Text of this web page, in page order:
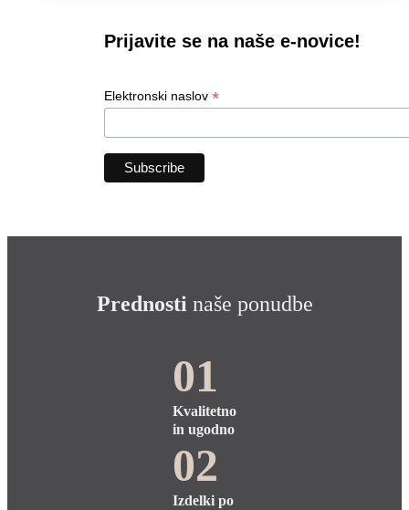
Prijavite se na naše e-novice!
Elektronski naslov*
Prednostinaše ponudbe
01
Kvalitetno
in ugodno
02
Izdelki po